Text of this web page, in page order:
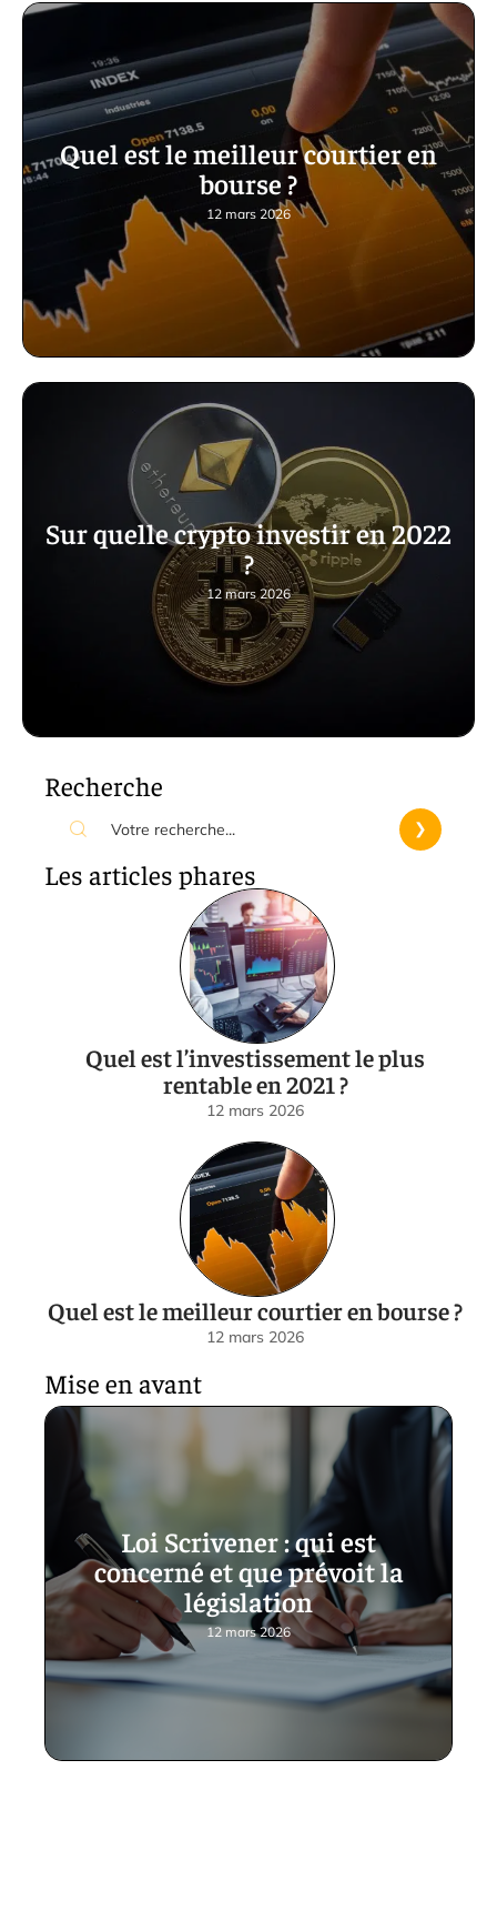
Quel est le meilleur courtier en
bourse ?
12 mars 2026
Sur quelle crypto investir en 2022
?
12 mars 2026
Recherche
Les articles phares
Quel est l’investissement le plus
rentable en 2021 ?
12 mars 2026
Quel est le meilleur courtier en bourse ?
12 mars 2026
Mise en avant
Loi Scrivener : qui est
concerné et que prévoit la
législation
12 mars 2026